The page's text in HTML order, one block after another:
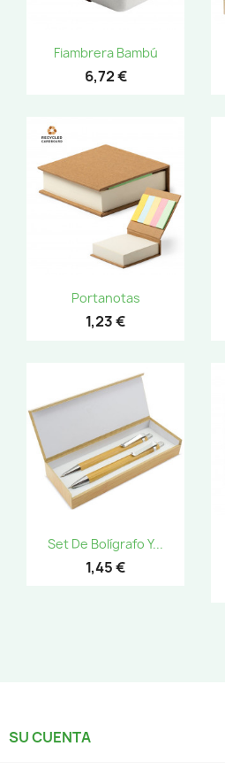
Fiambrera Bambú
6,72 €
Portanotas
1,23 €
Set De Bolígrafo Y...
1,45 €
SU CUENTA